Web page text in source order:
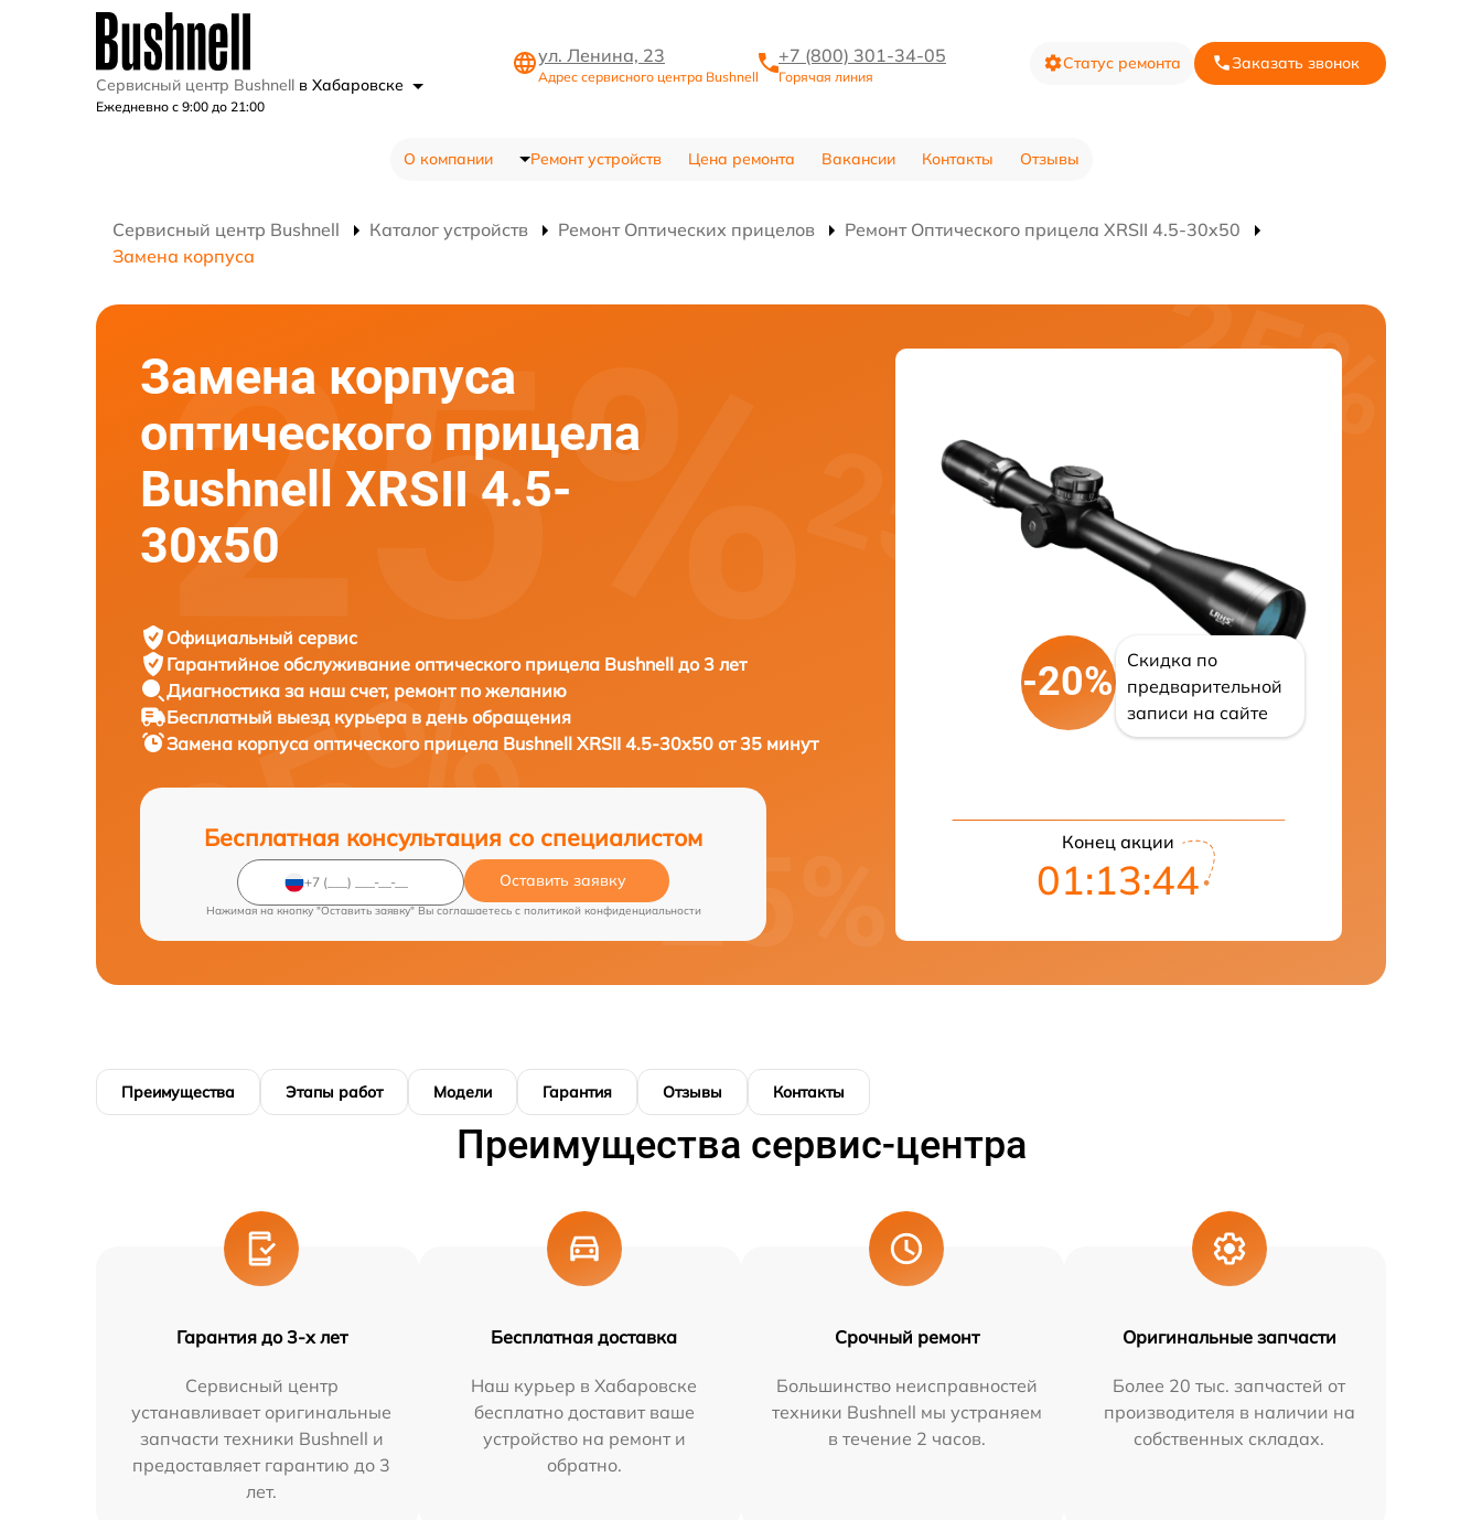
Сервисный центр Bushnell в Хабаровске
Ежедневно с 9:00 до 21:00
ул. Ленина, 23
Адрес сервисного центра Bushnell
+7 (800) 301-34-05
Горячая линия
Статус ремонта Заказать звонок
О компании Ремонт устройств Цена ремонта Вакансии Контакты Отзывы
Сервисный центр Bushnell Каталог устройств Ремонт Оптических прицелов
Ремонт Оптического прицела XRSII 4.5-30x50
Замена корпуса
Замена корпуса
оптического прицела
Bushnell XRSII 4.5-
30x50
Официальный сервис
Гарантийное обслуживание оптического прицела Bushnell до 3 лет
Диагностика за наш счет, ремонт по желанию
Бесплатный выезд курьера в день обращения
Замена корпуса оптического прицела Bushnell XRSII 4.5-30x50 от 35 минут
Бесплатная консультация со специалистом
Оставить заявку
Нажимая на кнопку "Оставить заявку" Вы соглашаетесь c политикой конфиденциальности
-20%
Скидка по
предварительной
записи на сайте
Конец акции
01:13:43
Преимущества Этапы работ Модели Гарантия Отзывы Контакты
Преимущества сервис-центра
Гарантия до 3-х лет
Сервисный центр
устанавливает оригинальные
запчасти техники Bushnell и
предоставляет гарантию до 3
лет.
Бесплатная доставка
Наш курьер в Хабаровске
бесплатно доставит ваше
устройство на ремонт и
обратно.
Срочный ремонт
Большинство неисправностей
техники Bushnell мы устраняем
в течение 2 часов.
Оригинальные запчасти
Более 20 тыс. запчастей от
производителя в наличии на
собственных складах.